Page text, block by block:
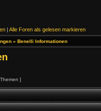
| Alle Foren als gelesen markieren
» Benelli Informationen
]